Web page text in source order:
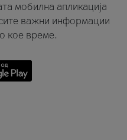
мобилна апликација
важни информации
кое време.